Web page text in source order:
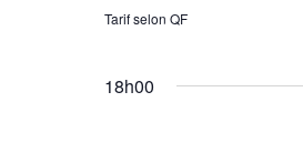
Tarif selon QF
18h00